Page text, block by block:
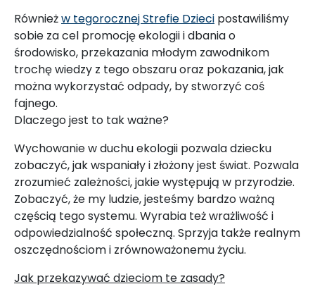
Równieżw tegorocznej Strefie Dzieci postawiliśmy
sobie za cel promocję ekologii i dbania o
środowisko, przekazania młodym zawodnikom
trochę wiedzy z tego obszaru oraz pokazania, jak
można wykorzystać odpady, by stworzyć coś
fajnego.
Dlaczego jest to tak ważne?
Wychowanie w duchu ekologii pozwala dziecku
zobaczyć, jak wspaniały i złożony jest świat. Pozwala
zrozumieć zależności, jakie występują w przyrodzie.
Zobaczyć, że my ludzie, jesteśmy bardzo ważną
częścią tego systemu. Wyrabia też wrażliwość i
odpowiedzialność społeczną. Sprzyja także realnym
oszczędnościom i zrównoważonemu życiu.
Jak przekazywać dzieciom te zasady?